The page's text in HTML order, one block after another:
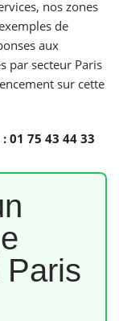
nos zones
de
aux
par secteur Paris
sur cette
01 75 43 44 33
Paris